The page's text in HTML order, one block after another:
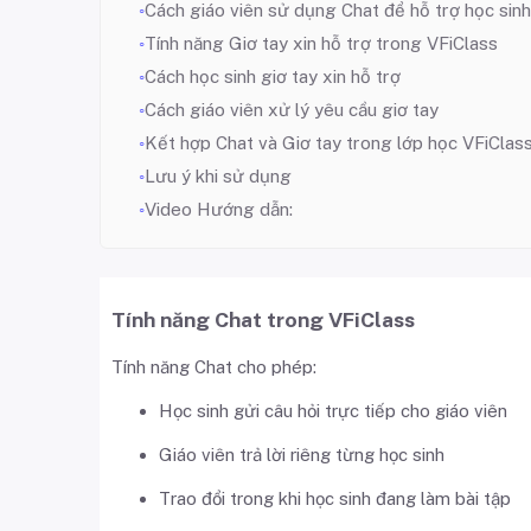
Cách giáo viên sử dụng Chat để hỗ trợ học sinh
Tính năng Giơ tay xin hỗ trợ trong VFiClass
Cách học sinh giơ tay xin hỗ trợ
Cách giáo viên xử lý yêu cầu giơ tay
Kết hợp Chat và Giơ tay trong lớp học
Lưu ý khi sử dụng
Video Hướng dẫn:
Tính năng Chat trong VFiClass
Tính năng Chat cho phép:
Học sinh gửi câu hỏi trực tiếp cho giáo viên
Giáo viên trả lời riêng từng học sinh
Trao đổi trong khi học sinh đang làm bài tập